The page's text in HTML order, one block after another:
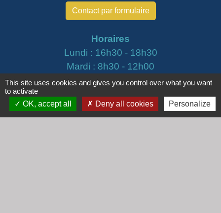
Contact par formulaire
Horaires
Lundi : 16h30 - 18h30
Mardi : 8h30 - 12h00
Mercredi : 9h00 - 12h00
This site uses cookies and gives you control over what you want
to activate
OK, accept all
Deny all cookies Personalize